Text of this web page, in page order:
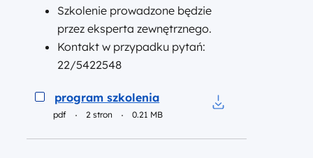
Szkolenie prowadzone będzie
przez eksperta zewnętrznego.
Kontakt w przypadku pytań:
22/5422548
Podgląd
program szkolenia
pdf 2 stron 0.21 MB